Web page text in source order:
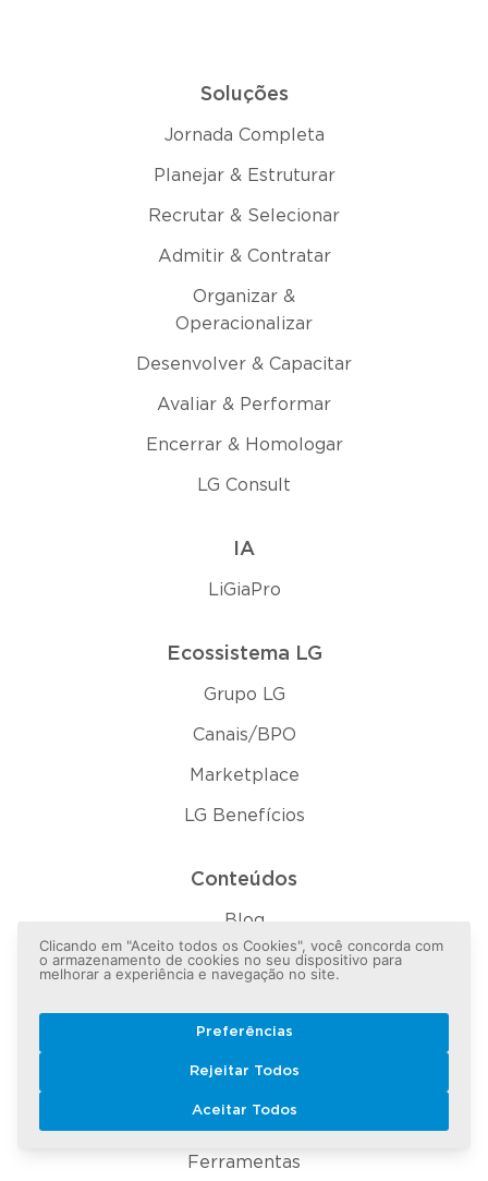
Soluções
Jornada Completa
Planejar & Estruturar
Recrutar & Selecionar
Admitir & Contratar
Organizar &
Operacionalizar
Desenvolver & Capacitar
Avaliar & Performar
Encerrar & Homologar
LG Consult
IA
LiGiaPro
Ecossistema LG
Grupo LG
Canais/BPO
Marketplace
LG Benefícios
Conteúdos
Blog
Revistas
E-books
Webinars
Ferramentas
Clicando em "Aceito todos os Cookies", você concorda com
o armazenamento de cookies no seu dispositivo para
melhorar a experiência e navegação no site.
Preferências
Rejeitar Todos
Aceitar Todos